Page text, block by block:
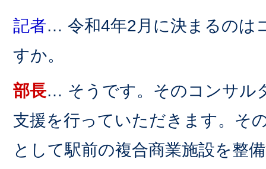
記者… 令和4年2月に決まるのは
すか。
部長… そうです。そのコンサル
支援を行っていただきます。そ
として駅前の複合商業施設を整